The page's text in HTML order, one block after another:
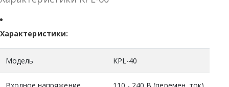
Характеристики:
Модель KPL-40